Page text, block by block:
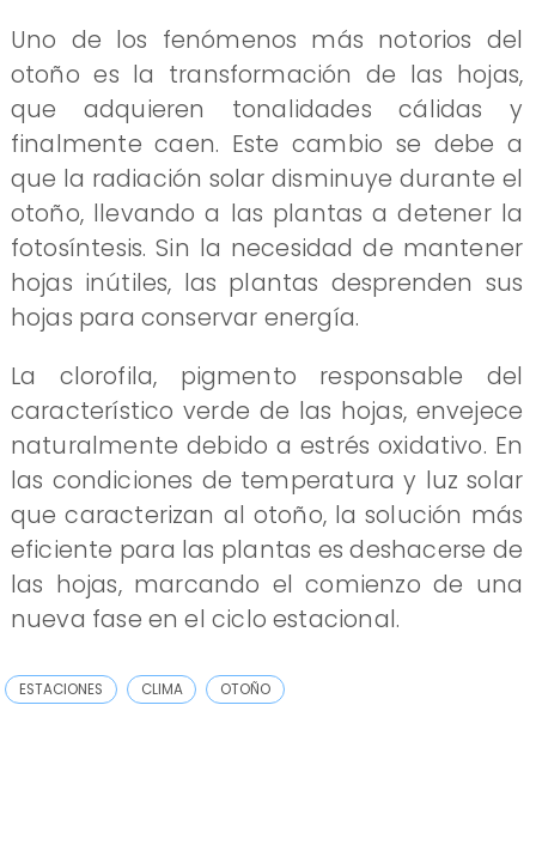
​Uno de los fenómenos más notorios del
otoño es la transformación de las hojas,
que adquieren tonalidades cálidas y
finalmente caen. Este cambio se debe a
que la radiación solar disminuye durante el
otoño, llevando a las plantas a detener la
fotosíntesis. Sin la necesidad de mantener
hojas inútiles, las plantas desprenden sus
hojas para conservar energía.
​La clorofila, pigmento responsable del
característico verde de las hojas, envejece
naturalmente debido a estrés oxidativo. En
las condiciones de temperatura y luz solar
que caracterizan al otoño, la solución más
eficiente para las plantas es deshacerse de
las hojas, marcando el comienzo de una
nueva fase en el ciclo estacional.
ESTACIONES CLIMA OTOÑO